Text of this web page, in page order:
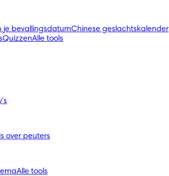
je bevallingsdatumChinese geslachtskalender
QuizzenAlle tools
over peuters
Alle tools